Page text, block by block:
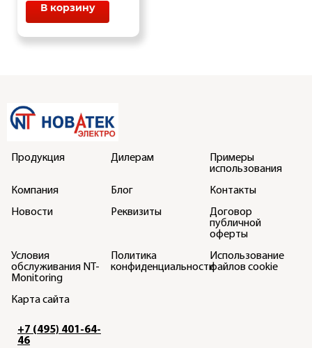
В корзину
Продукция Дилерам
Примеры
использования
Компания
Блог
Контакты
Новости
Реквизиты
Договор
публичной
оферты
Условия
обслуживания NT-
Monitoring
Политика
конфиденциальности
Использование
файлов cookie
Карта сайта
+7 (495) 401-64-
46